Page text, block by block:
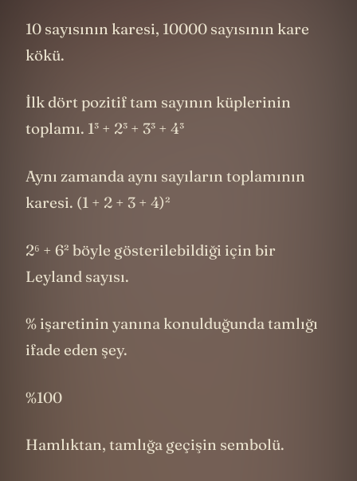
10 sayısının karesi, 10000 sayısının kare
kökü.
İlk dört pozitif tam sayının küplerinin
toplamı. 1³ + 2³ + 3³ + 4³
Aynı zamanda aynı sayıların toplamının
karesi. (1 + 2 + 3 + 4)²
2⁶ + 6² böyle gösterilebildiği için bir
Leyland sayısı.
% işaretinin yanına konulduğunda tamlığı
ifade eden şey.
%100
Hamlıktan, tamlığa geçişin sembolü.